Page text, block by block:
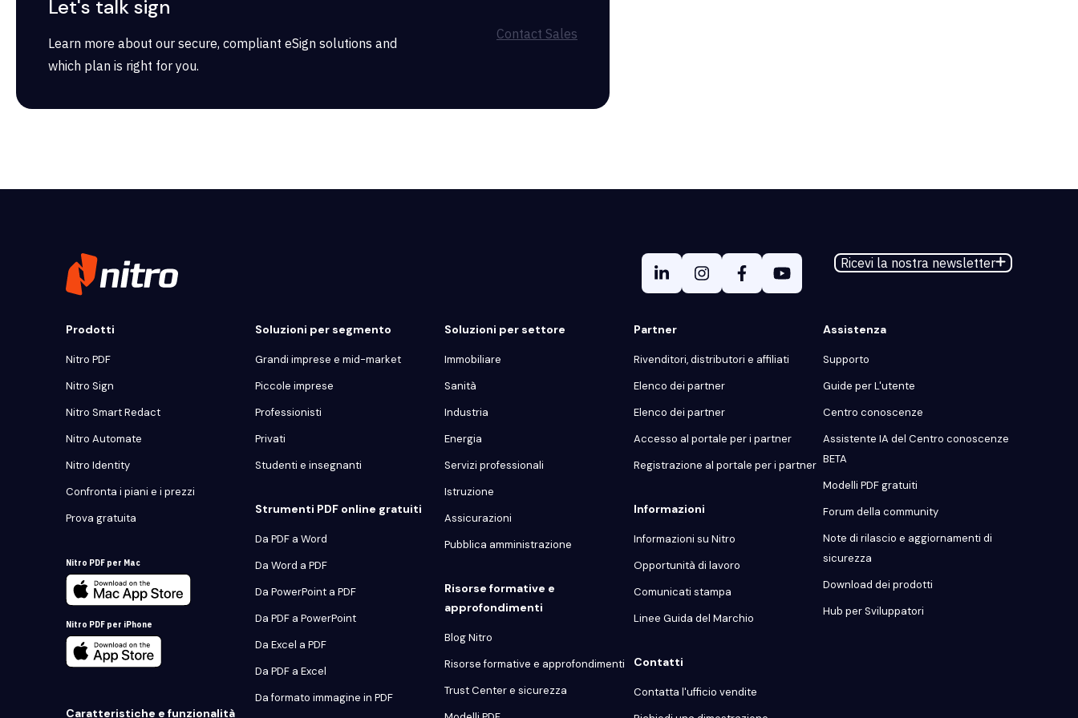
Let's talk sign
Learn more about our secure, compliant eSign solutions and
which plan is right for you.
Contact Sales
Ricevi la nostra newsletter
Prodotti
Nitro PDF
Nitro Sign
Nitro Smart Redact
Nitro Automate
Nitro Identity
Confronta i piani e i prezzi
Prova gratuita
Nitro PDF per Mac
Nitro PDF per iPhone
Caratteristiche e funzionalità
Soluzioni per segmento
Grandi imprese e mid-market
Piccole imprese
Professionisti
Privati
Studenti e insegnanti
Strumenti PDF online gratuiti
Da PDF a Word
Da Word a PDF
Da PowerPoint a PDF
Da PDF a PowerPoint
Da Excel a PDF
Da PDF a Excel
Da formato immagine in PDF
Soluzioni per settore
Immobiliare
Sanità
Industria
Energia
Servizi professionali
Istruzione
Assicurazioni
Pubblica amministrazione
Risorse formative e
approfondimenti
Blog Nitro
Risorse formative e approfondimenti
Trust Center e sicurezza
Partner
Rivenditori, distributori e affiliati
Elenco dei partner
Elenco dei partner
Accesso al portale per i partner
Registrazione al portale per i partner
Informazioni
Informazioni su Nitro
Opportunità di lavoro
Comunicati stampa
Linee Guida del Marchio
Contatti
Contatta l'ufficio vendite
Assistenza
Supporto
Guide per L'utente
Centro conoscenze
Assistente IA del Centro conoscenze
BETA
Modelli PDF gratuiti
Forum della community
Note di rilascio e aggiornamenti di
sicurezza
Download dei prodotti
Hub per Sviluppatori